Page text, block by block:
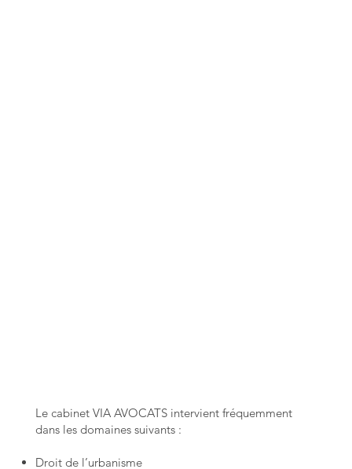
Le cabinet VIA AVOCATS intervient fréquemment
dans les domaines suivants :
Droit de l’urbanisme